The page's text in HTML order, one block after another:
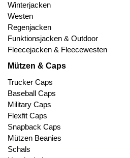
Winterjacken
Westen
Regenjacken
Funktionsjacken & Outdoor
Fleecejacken & Fleecewesten
Mützen & Caps
Trucker Caps
Baseball Caps
Military Caps
Flexfit Caps
Snapback Caps
Mützen Beanies
Schals